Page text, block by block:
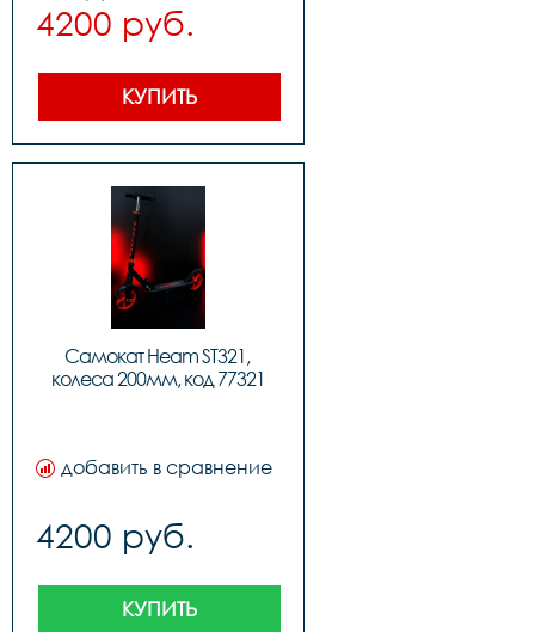
индивидуальной упаковки
,складной.
4200 руб.
КУПИТЬ
Самокат Heam ST321,
колеса 200мм, код 77321
добавить в сравнение
4200 руб.
КУПИТЬ